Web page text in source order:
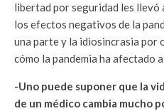
libertad por seguridad les llevó
los efectos negativos de la
una parte y la idiosincrasia por
cómo la pandemia ha afectado
-Uno puede suponer que la
de un médico cambia mucho